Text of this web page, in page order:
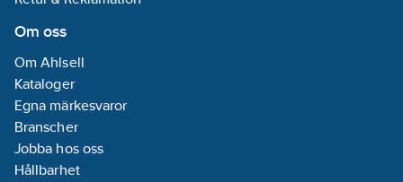
Om oss
Om Ahlsell
Kataloger
Egna märkesvaror
Branscher
Jobba hos oss
Hållbarhet